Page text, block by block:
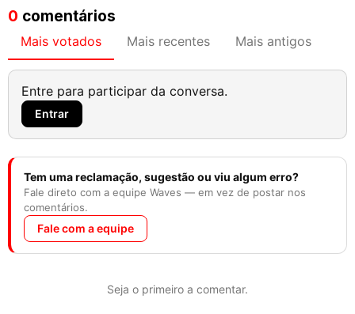
0 comentários
Mais votados Mais recentes Mais antigos
Entre para participar da conversa.
Entrar
Tem uma reclamação, sugestão ou viu algum erro?
Fale direto com a equipe Waves — em vez de postar nos
comentários.
Fale com a equipe
Seja o primeiro a comentar.